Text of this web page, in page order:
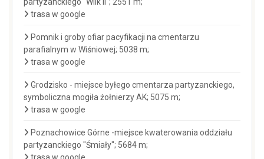
partyzanckiego "Wilk II"; 2551 m;
trasa w google
Pomnik i groby ofiar pacyfikacji na cmentarzu
parafialnym w Wiśniowej; 5038 m;
trasa w google
Grodzisko - miejsce byłego cmentarza partyzanckiego,
symboliczna mogiła żołnierzy AK; 5075 m;
trasa w google
Poznachowice Górne -miejsce kwaterowania oddziału
partyzanckiego "Śmiały"; 5684 m;